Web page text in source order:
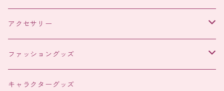
アクセサリー
ヘアアクセサリー
ファッショングッズ
ヘアアクセサリー
キャラクターグッズ